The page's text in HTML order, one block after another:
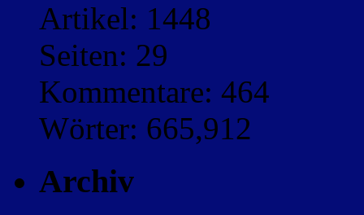
Artikel: 1448
Seiten: 29
Kommentare: 464
Wörter: 665,912
Archiv